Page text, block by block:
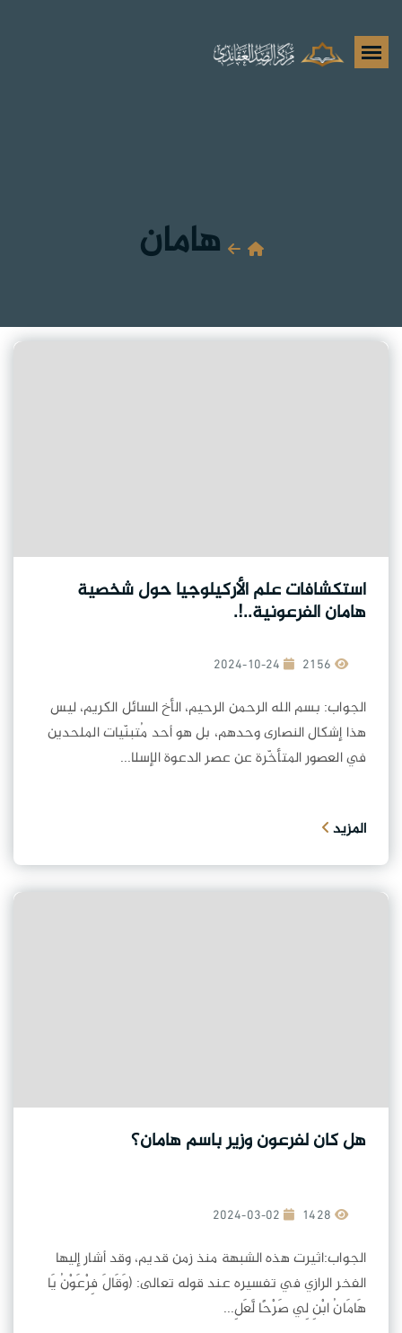
هامان
استكشافات علم الأركيلوجيا حول شخصية
هامان الفرعونية..!.
2024-10-24
الجواب: بسم الله الرحمن الرحيم، الأخ السائل الكريم، ليس
هذا إشكال النصارى وحدهم، بل هو أحد مُتبنّيات الملحدين
في العصور المتأخّرة عن عصر الدعوة الإسلا...
المزيد
هل كان لفرعون وزير باسم هامان؟
2024-03-02
الجواب:اثيرت هذه الشبهة منذ زمن قديم، وقد أشار إليها
الفخر الرازي في تفسيره عند قوله تعالى: (وَقَالَ فِرْعَوْنُ يَا
هَامَانُ ابْنِ لِي صَرْحًا لَّعَلِ...